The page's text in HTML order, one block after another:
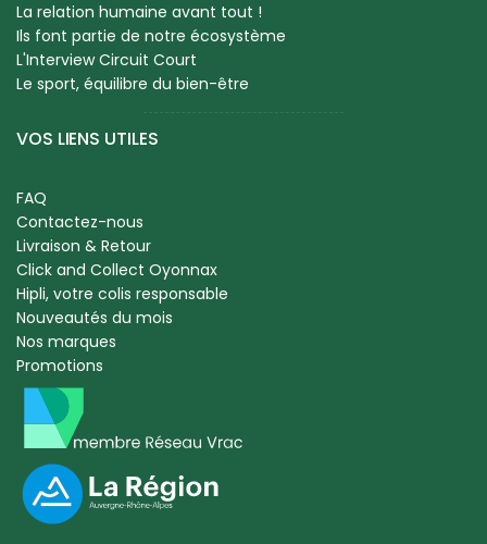
La relation humaine avant tout !
Ils font partie de notre écosystème
L'Interview Circuit Court
Le sport, équilibre du bien-être
VOS LIENS UTILES
FAQ
Contactez-nous
Livraison & Retour
Click and Collect Oyonnax
Hipli, votre colis responsable
Nouveautés du mois
Nos marques
Promotions